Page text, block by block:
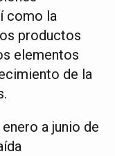
como la
productos
elementos
de la
a junio de